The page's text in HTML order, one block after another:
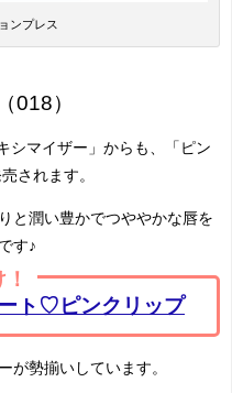
ンプレス
018）
シマイザー」からも、「ピン
されます。
と潤い豊かでつややかな唇を
す♪
ト♡ピンクリップ
が勢揃いしています。